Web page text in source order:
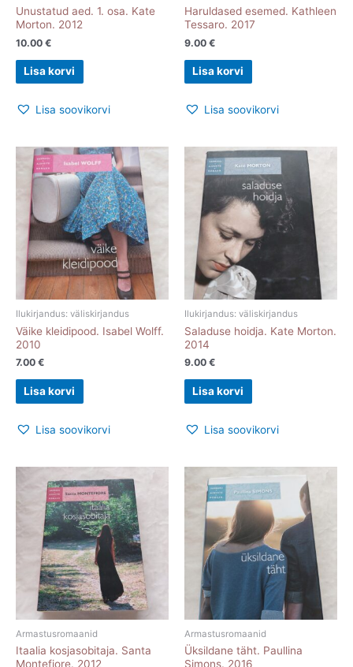
Unustatud aed. 1. osa. Kate
Morton. 2012
10.00 €
Lisa korvi
Lisa soovikorvi
Haruldased esemed. Kathleen
Tessaro. 2017
9.00 €
Lisa korvi
Lisa soovikorvi
Ilukirjandus: väliskirjandus
Väike kleidipood. Isabel Wolff.
2010
7.00 €
Lisa korvi
Lisa soovikorvi
Ilukirjandus: väliskirjandus
Saladuse hoidja. Kate Morton.
2014
9.00 €
Lisa korvi
Lisa soovikorvi
Armastusromaanid
Itaalia kosjasobitaja. Santa
Montefiore. 2012
Armastusromaanid
Üksildane täht. Paullina
Simons. 2016